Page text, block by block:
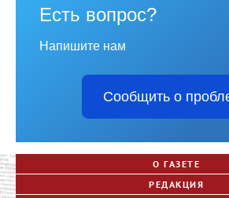
Есть вопрос?
Напишите нам
Сообщить о
О ГАЗЕТЕ
РЕДАКЦИЯ